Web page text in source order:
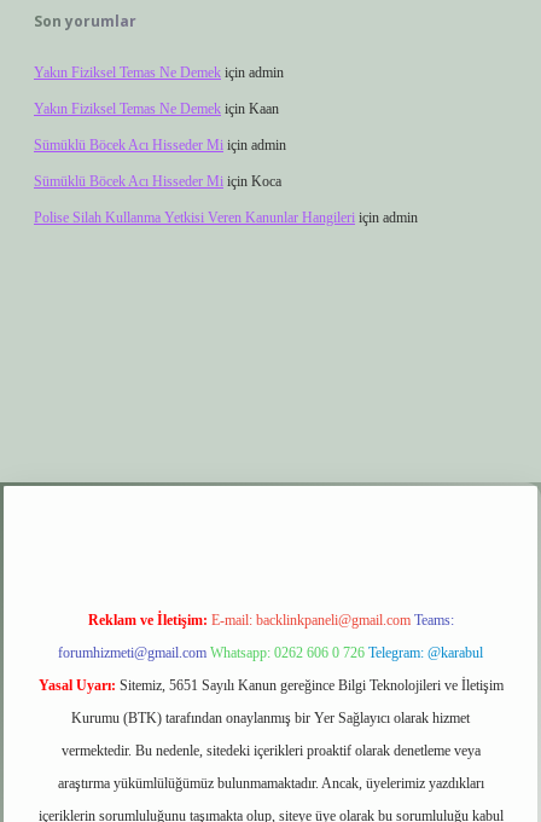
Son yorumlar
Yakın Fiziksel Temas Ne Demek için admin
Yakın Fiziksel Temas Ne Demek için Kaan
Sümüklü Böcek Acı Hisseder Mi için admin
Sümüklü Böcek Acı Hisseder Mi için Koca
Polise Silah Kullanma Yetkisi Veren Kanunlar Hangileri için admin
elexbet giriş
Reklam ve İletişim: E-mail: backlinkpaneli@gmail.com Teams:
forumhizmeti@gmail.com Whatsapp: 0262 606 0 726 Telegram: @karabul
Yasal Uyarı: Sitemiz, 5651 Sayılı Kanun gereğince Bilgi Teknolojileri ve İletişim
Kurumu (BTK) tarafından onaylanmış bir Yer Sağlayıcı olarak hizmet
vermektedir. Bu nedenle, sitedeki içerikleri proaktif olarak denetleme veya
araştırma yükümlülüğümüz bulunmamaktadır. Ancak, üyelerimiz yazdıkları
içeriklerin sorumluluğunu taşımakta olup, siteye üye olarak bu sorumluluğu kabul